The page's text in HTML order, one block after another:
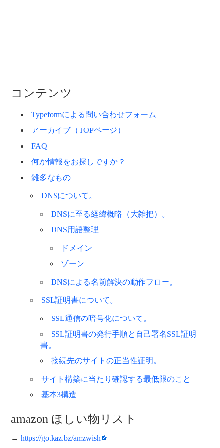
コンテンツ
Typeformによる問い合わせフォーム
アーカイブ（TOPページ）
FAQ
何か情報をお探しですか？
雑多なもの
DNSについて。
DNSに至る経緯概略（大雑把）。
DNS用語整理
ドメイン
ゾーン
DNSによる名前解決の動作フロー。
SSL証明書について。
SSL通信の暗号化について。
SSL証明書の発行手順と自己署名SSL証明
書。
接続先のサイトの正当性証明。
サイト構築に当たり確認する最低限のこと
基本3構造
amazon ほしい物リスト
→ https://go.kaz.bz/amzwish